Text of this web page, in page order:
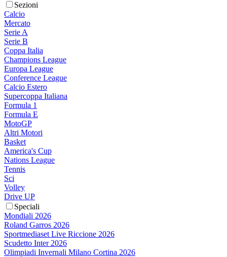
Sezioni
Calcio
Mercato
Serie A
Serie B
Coppa Italia
Champions League
Europa League
Conference League
Calcio Estero
Supercoppa Italiana
Formula 1
Formula E
MotoGP
Altri Motori
Basket
America's Cup
Nations League
Tennis
Sci
Volley
Drive UP
Speciali
Mondiali 2026
Roland Garros 2026
Sportmediaset Live Riccione 2026
Scudetto Inter 2026
Olimpiadi Invernali Milano Cortina 2026